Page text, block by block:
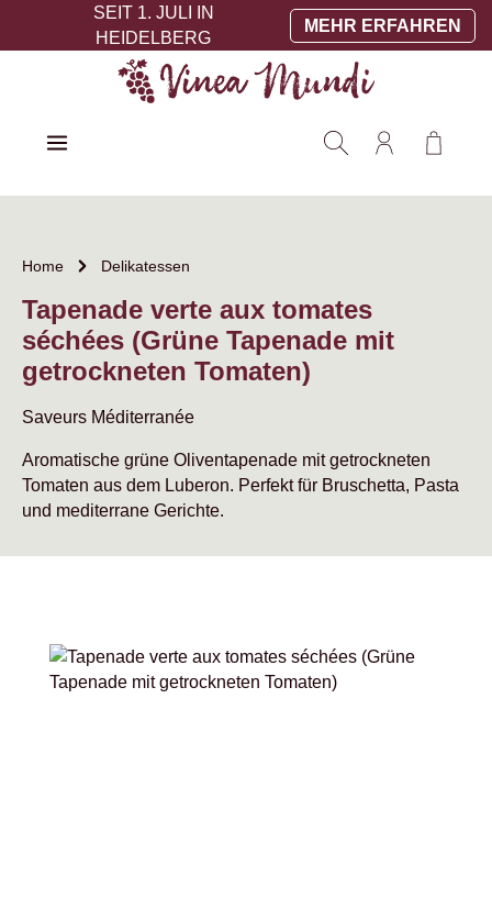
Zum Hauptinhalt springen
SEIT 1. JULI IN
HEIDELBERG
MEHR ERFAHREN
Home Delikatessen
Tapenade verte aux tomates
séchées (Grüne Tapenade mit
getrockneten Tomaten)
Saveurs Méditerranée
Aromatische grüne Oliventapenade mit getrockneten
Tomaten aus dem Luberon. Perfekt für Bruschetta, Pasta
und mediterrane Gerichte.
Bildergalerie überspringen